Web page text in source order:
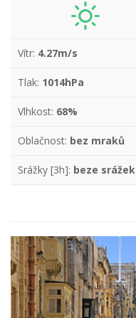
Vítr: 4.27m/s
Tlak: 1014hPa
Vlhkost: 68%
Oblačnost: bez mraků
Srážky [3h]: beze srážek